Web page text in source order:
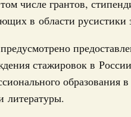
числе грантов,
в области русистики
стажировок в
образования
литературы.
Малое и среднее
бизнеса